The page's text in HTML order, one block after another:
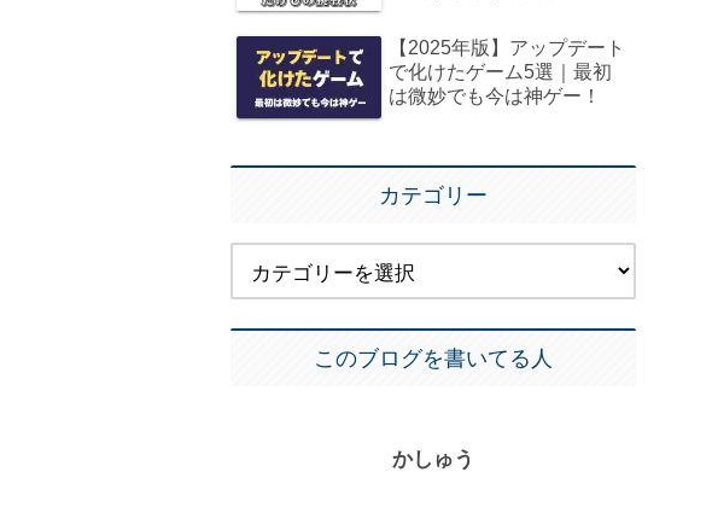
【2025年版】アップデート
で化けたゲーム5選｜最初
は微妙でも今は神ゲー！
カテゴリー
このブログを書いてる人
かしゅう